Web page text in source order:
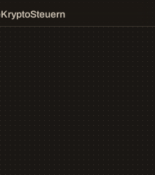
KryptoSteuern